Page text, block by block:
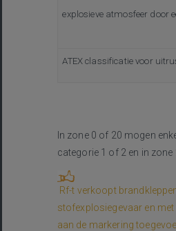
explosieve atmosfeer door
ATEX classificatie voor
In zone 0 of 20 mogen
categorie 1 of 2 en in
Rf-t verkoopt
stofexplosiegevaar en met
aan de markering